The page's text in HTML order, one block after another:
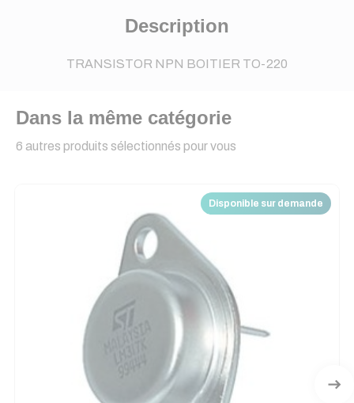
Description
TRANSISTOR NPN BOITIER TO-220
Dans la même catégorie
6 autres produits sélectionnés pour vous
Disponible sur demande